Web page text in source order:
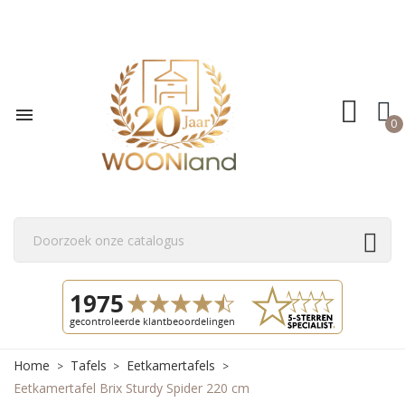
 0
Home Tafels
Eetkamertafels
Eetkamertafel Brix Sturdy Spider 220 cm